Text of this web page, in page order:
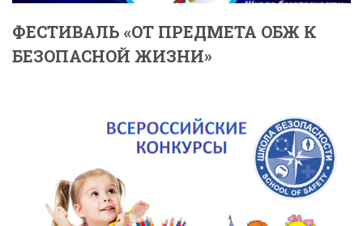
ФЕСТИВАЛЬ «ОТ ПРЕДМЕТА ОБЖ К
БЕЗОПАСНОЙ ЖИЗНИ»